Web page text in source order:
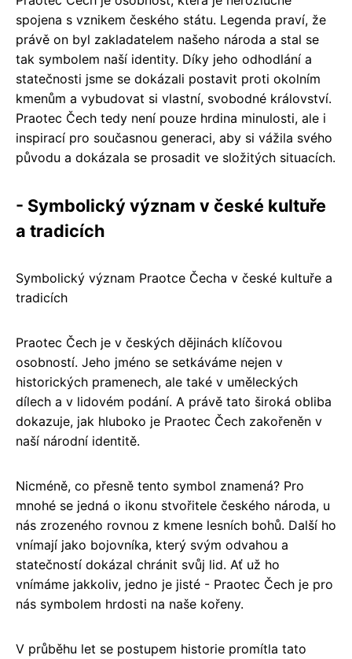
spojena s vznikem českého státu. Legenda praví, že
právě on byl zakladatelem našeho národa a stal se
tak symbolem naší identity. Díky jeho odhodlání a
statečnosti jsme se dokázali postavit proti okolním
kmenům a vybudovat si vlastní, svobodné království.
Praotec Čech tedy není pouze hrdina minulosti, ale i
inspirací pro současnou generaci, aby si vážila svého
původu a dokázala se prosadit ve složitých situacích.
- Symbolický význam v české kultuře
a tradicích
Symbolický význam Praotce Čecha v české kultuře a
tradicích
Praotec Čech je v českých dějinách klíčovou
osobností. Jeho jméno se setkáváme nejen v
historických pramenech, ale také v uměleckých
dílech a v lidovém podání. A právě tato široká obliba
dokazuje, jak hluboko je Praotec Čech zakořeněn v
naší národní identitě.
Nicméně, co přesně tento symbol znamená? Pro
mnohé se jedná o ikonu stvořitele českého národa, u
nás zrozeného rovnou z kmene lesních bohů. Další ho
vnímají jako bojovníka, který svým odvahou a
statečností dokázal chránit svůj lid. Ať už ho
vnímáme jakkoliv, jedno je jisté - Praotec Čech je pro
nás symbolem hrdosti na naše kořeny.
V průběhu let se postupem historie promítla tato